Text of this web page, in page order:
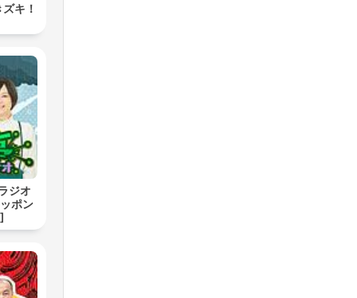
キ！
ジオ
ポン